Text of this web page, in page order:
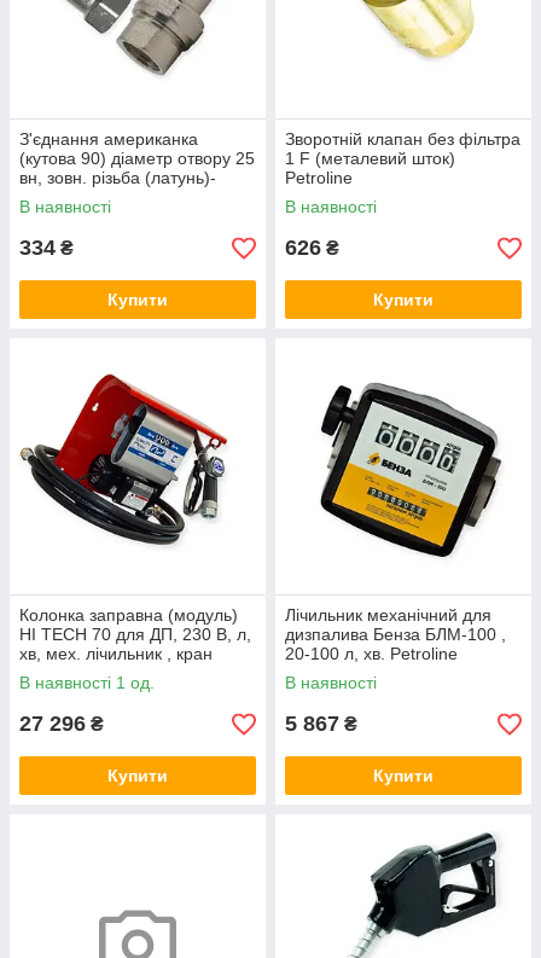
З'єднання американка
(кутова 90) діаметр отвору 25
вн, зовн. різьба (латунь)-
нікель Petroline
В наявності
334 ₴
Купити
Зворотній клапан без фільтра
1 F (металевий шток)
Petroline
В наявності
626 ₴
Купити
Колонка заправна (модуль)
HI TECH 70 для ДП, 230 В, л,
хв, мех. лічильник , кран
Petroline
В наявності 1 од.
27 296 ₴
Купити
Лічильник механічний для
дизпалива Бенза БЛМ-100 ,
20-100 л, хв. Petroline
В наявності
5 867 ₴
Купити